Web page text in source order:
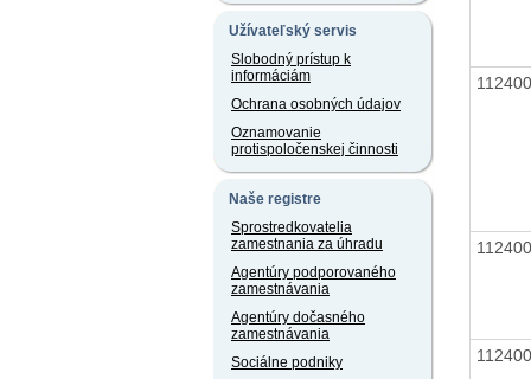
Užívateľský servis
Slobodný prístup k
informáciám
Ochrana osobných údajov
Oznamovanie
protispoločenskej činnosti
Naše registre
Sprostredkovatelia
zamestnania za úhradu
Agentúry podporovaného
zamestnávania
Agentúry dočasného
zamestnávania
Sociálne podniky